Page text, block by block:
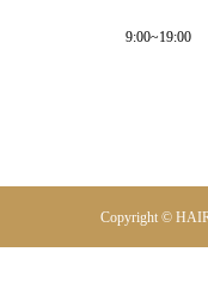
9:00~19:00
Copyright ©